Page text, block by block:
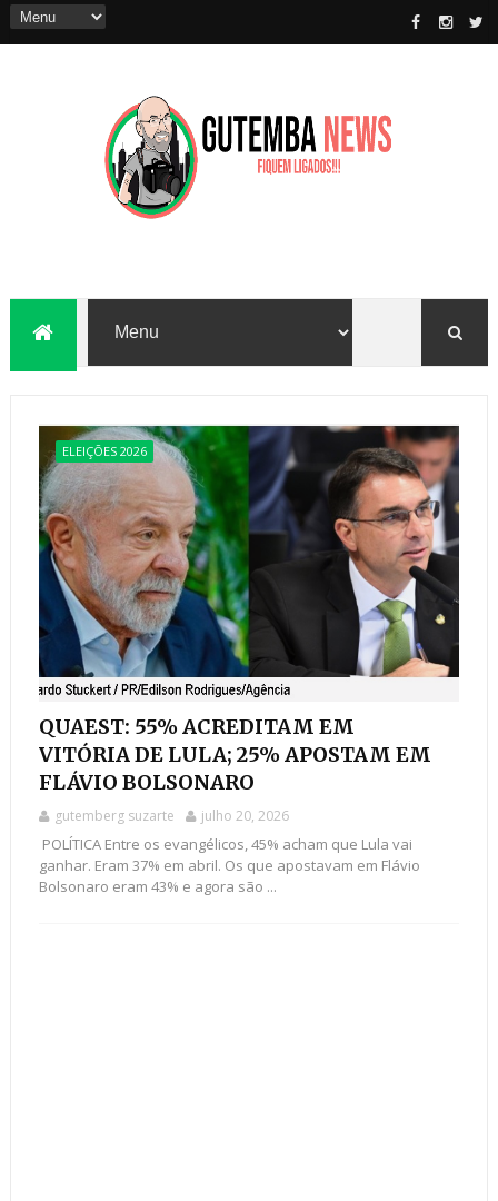
ELEIÇÕES 2026
QUAEST: 55% ACREDITAM EM
VITÓRIA DE LULA; 25% APOSTAM EM
FLÁVIO BOLSONARO
gutemberg suzarte julho 20, 2026
POLÍTICA Entre os evangélicos, 45% acham que Lula vai
ganhar. Eram 37% em abril. Os que apostavam em Flávio
Bolsonaro eram 43% e agora são ...